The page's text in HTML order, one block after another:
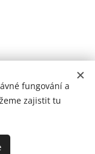
fungování a
zajistit tu